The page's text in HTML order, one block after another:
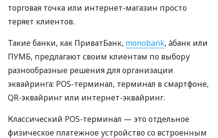
торговая точка или интернет-магазин просто
теряет клиентов.
Такие банки, как ПриватБанк, monobank, àбанк или
ПУМБ, предлагают своим клиентам по выбору
разнообразные решения для организации
эквайринга: POS-терминал, терминал в смартфоне,
QR-эквайринг или интернет-эквайринг.
Классический POS-терминал — это отдельное
физическое платежное устройство со встроенным